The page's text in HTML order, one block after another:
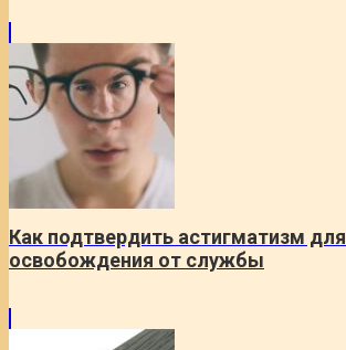
Как подтвердить астигматизм для
освобождения от службы